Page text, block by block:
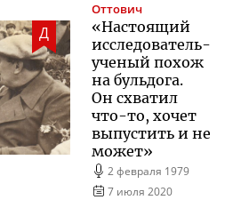
Д
Оттович
«Настоящий
исследователь-
ученый похож
на бульдога.
Он схватил
что-то, хочет
выпустить и не
может»
2 февраля 1979
7 июля 2020